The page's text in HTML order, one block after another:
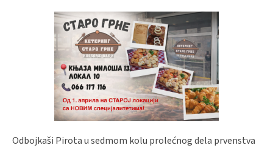
Odbojkaši Pirota u sedmom kolu prolećnog dela prvenstva